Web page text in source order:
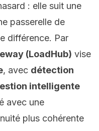
: elle suit une
passerelle de
différence. Par
(LoadHub) vise
, avec détection
intelligente
avec une
plus cohérente